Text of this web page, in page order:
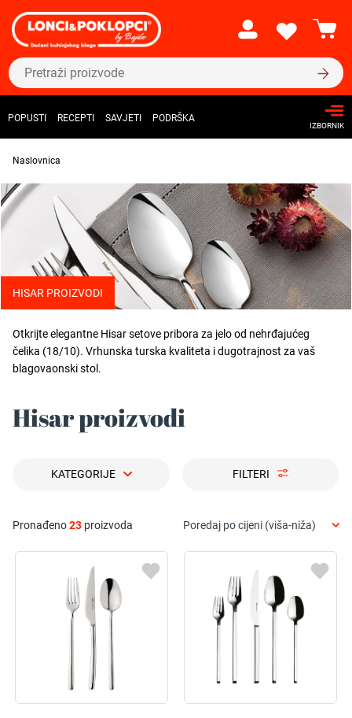
POPUSTI RECEPTI SAVJETI PODRŠKA
IZBORNIK
Naslovnica
HISAR PROIZVODI
Otkrijte elegantne Hisar setove pribora za jelo od nehrđajućeg
čelika (18/10). Vrhunska turska kvaliteta i dugotrajnost za vaš
blagovaonski stol.
Hisar proizvodi
KATEGORIJE FILTERI
Pronađeno23 proizvoda Poredaj po cijeni (viša-niža)